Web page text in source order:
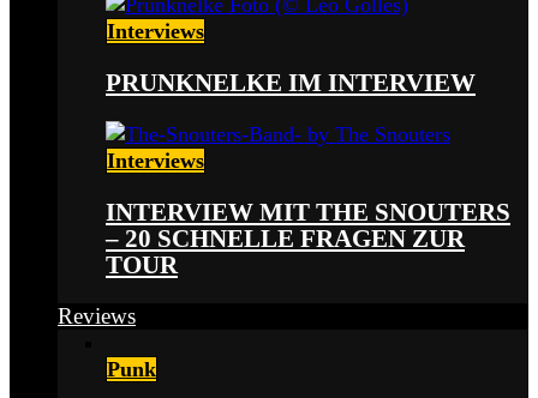
Interviews
PRUNKNELKE IM INTERVIEW
Interviews
INTERVIEW MIT THE SNOUTERS
– 20 SCHNELLE FRAGEN ZUR
TOUR
Reviews
Punk